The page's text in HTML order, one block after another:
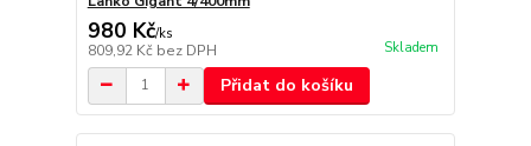
980 Kč/ks
809,92 Kč bez DPH Skladem
Přidat do košíku